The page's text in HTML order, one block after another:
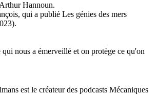
Hannoun.
qui a publié Les génies des mers
nous a émerveillé et on protège ce qu'on
est le créateur des podcasts Mécaniques